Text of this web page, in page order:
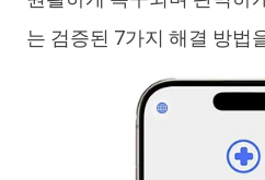
는 검증된 7가지 해결 방법